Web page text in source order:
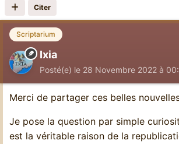
Citer
Scriptarium
Ixia
Posté(e) le 28 Novembre 2022 à
Merci de partager ces belles
Je pose la question par simple
est la véritable raison de la